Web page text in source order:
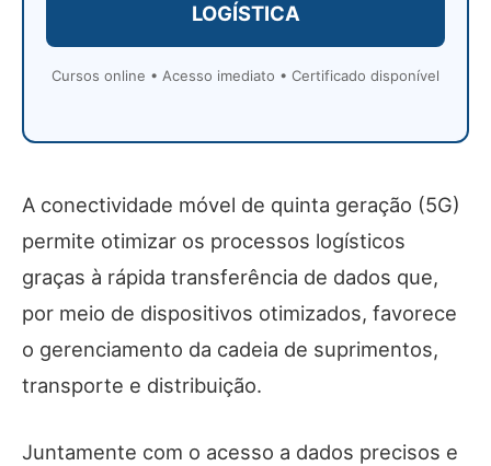
LOGÍSTICA
Cursos online • Acesso imediato • Certificado disponível
A conectividade móvel de quinta geração (5G)
permite otimizar os processos logísticos
graças à rápida transferência de dados que,
por meio de dispositivos otimizados, favorece
o gerenciamento da cadeia de suprimentos,
transporte e distribuição.
Juntamente com o acesso a dados precisos e